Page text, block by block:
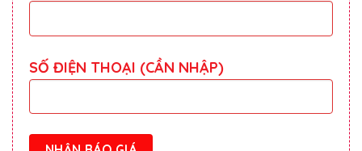
SỐ ĐIỆN THOẠI (CẦN NHẬP)